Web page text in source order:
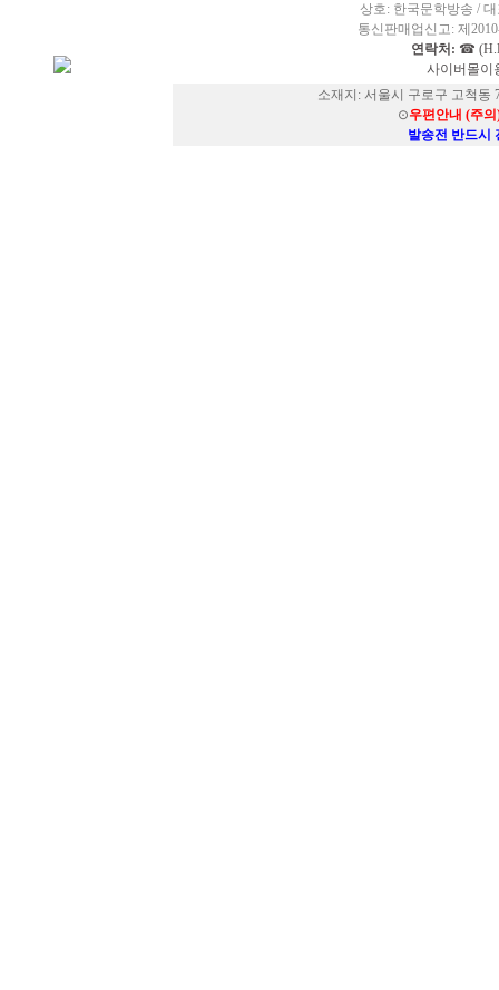
상호: 한국문학방송 /
통신판매업신고: 제
연락처: ☎
사이버몰이
소재지: 서울시 구로구 고척동
⊙우편안내 (주
발송전 반드시